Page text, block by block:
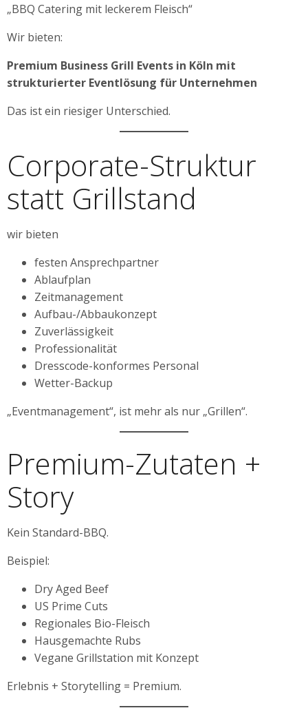
„BBQ Catering mit leckerem Fleisch“
Wir bieten:
Premium Business Grill Events in Köln mit
strukturierter Eventlösung für Unternehmen
Das ist ein riesiger Unterschied.
Corporate-Struktur
statt Grillstand
wir bieten
festen Ansprechpartner
Ablaufplan
Zeitmanagement
Aufbau-/Abbaukonzept
Zuverlässigkeit
Professionalität
Dresscode-konformes Personal
Wetter-Backup
„Eventmanagement“, ist mehr als nur „Grillen“.
Premium-Zutaten +
Story
Kein Standard-BBQ.
Beispiel:
Dry Aged Beef
US Prime Cuts
Regionales Bio-Fleisch
Hausgemachte Rubs
Vegane Grillstation mit Konzept
Erlebnis + Storytelling = Premium.